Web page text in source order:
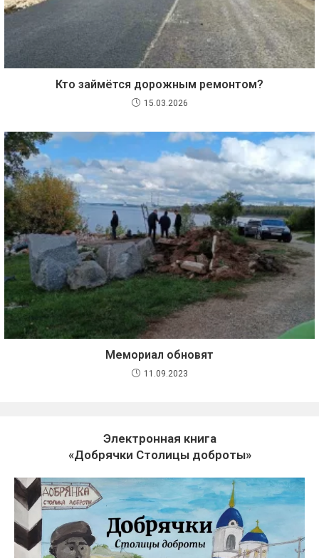
Кто займётся дорожным ремонтом?
15.03.2026
Мемориал обновят
11.09.2023
Электронная книга
«Добрячки Столицы доброты»